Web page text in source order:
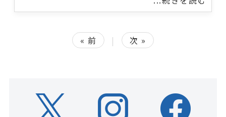
« 前 | 次 »